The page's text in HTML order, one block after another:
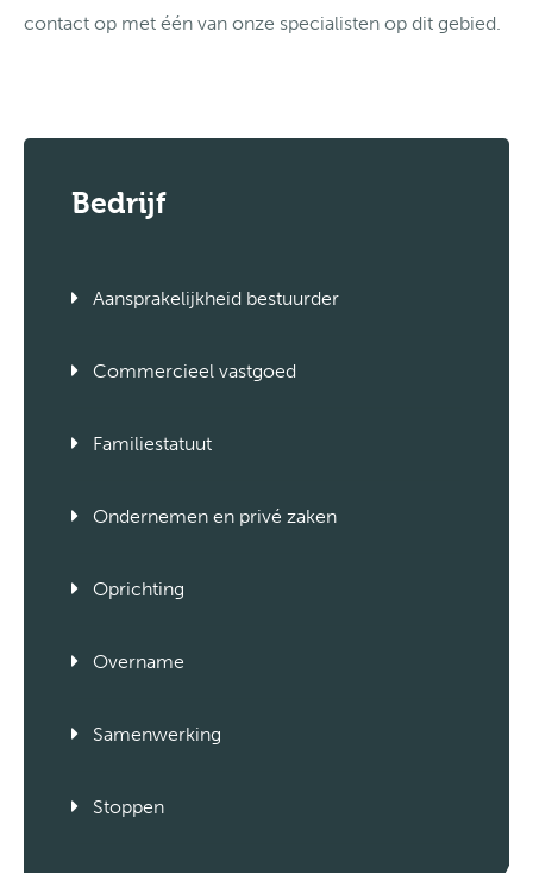
contact op met één van onze specialisten op dit gebied.
Bedrijf
Aansprakelijkheid bestuurder
Commercieel vastgoed
Familiestatuut
Ondernemen en privé zaken
Oprichting
Overname
Samenwerking
Stoppen